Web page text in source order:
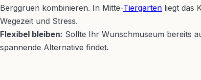
Berggruen kombinieren. In Mitte-Tiergarten liegt das
Wegezeit und Stress.
Flexibel bleiben: Sollte Ihr Wunschmuseum bereits
spannende Alternative findet.